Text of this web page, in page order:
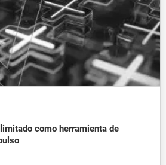
como herramienta de